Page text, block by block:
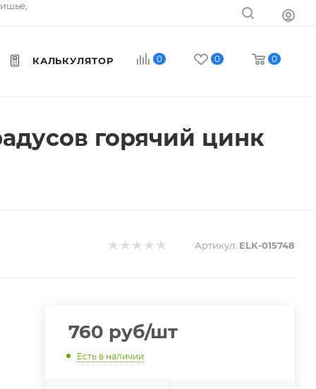
0 0 0
КАЛЬКУЛЯТОР
горячий цинк
Артикул: ELK-015748
760 руб/шт
Есть в наличии